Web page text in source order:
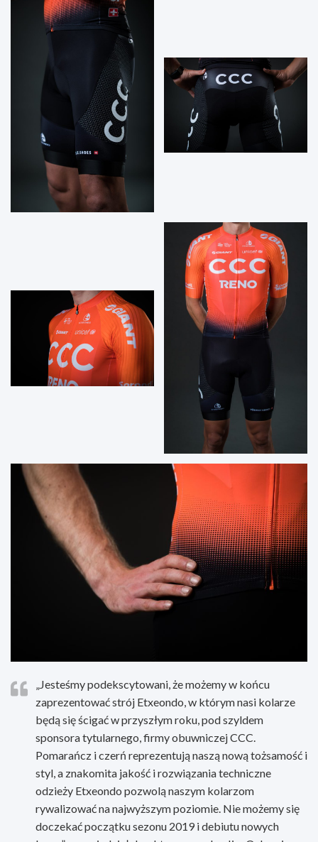
„Jesteśmy podekscytowani, że możemy w końcu
zaprezentować strój Etxeondo, w którym nasi kolarze
będą się ścigać w przyszłym roku, pod szyldem
sponsora tytularnego, firmy obuwniczej CCC.
Pomarańcz i czerń reprezentują naszą nową tożsamość i
styl, a znakomita jakość i rozwiązania techniczne
odzieży Etxeondo pozwolą naszym kolarzom
rywalizować na najwyższym poziomie. Nie możemy się
doczekać początku sezonu 2019 i debiutu nowych